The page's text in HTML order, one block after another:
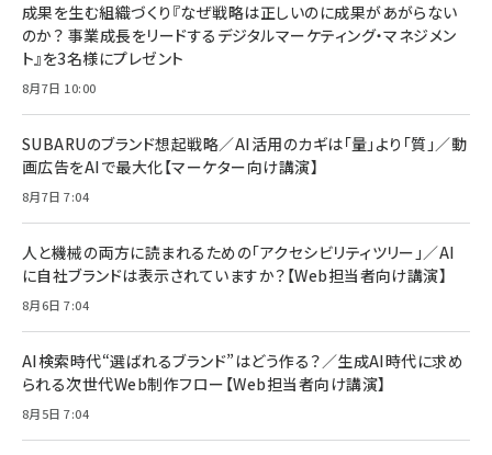
成果を生む組織づくり『なぜ戦略は正しいのに成果があがらない
のか？ 事業成長をリードするデジタルマーケティング・マネジメン
ト』を3名様にプレゼント
8月7日 10:00
SUBARUのブランド想起戦略／AI活用のカギは「量」より「質」／動
画広告をAIで最大化【マーケター向け講演】
8月7日 7:04
人と機械の両方に読まれるための「アクセシビリティツリー」／AI
に自社ブランドは表示されていますか？【Web担当者向け講演】
8月6日 7:04
AI検索時代“選ばれるブランド”はどう作る？／生成AI時代に求め
られる次世代Web制作フロー【Web担当者向け講演】
8月5日 7:04